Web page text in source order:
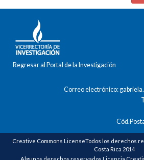
Regresar al Portal de la Investigación
Correo electrónico:
Creative Commons LicenseTodos los derechos
Costa Rica 2014